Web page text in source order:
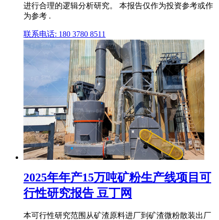
进行合理的逻辑分析研究。 本报告仅作为投资参考或作
为参考 .
联系电话: 180 3780 8511
2025年年产15万吨矿粉生产线项目可
行性研究报告 豆丁网
本可行性研究范围从矿渣原料进厂到矿渣微粉散装出厂